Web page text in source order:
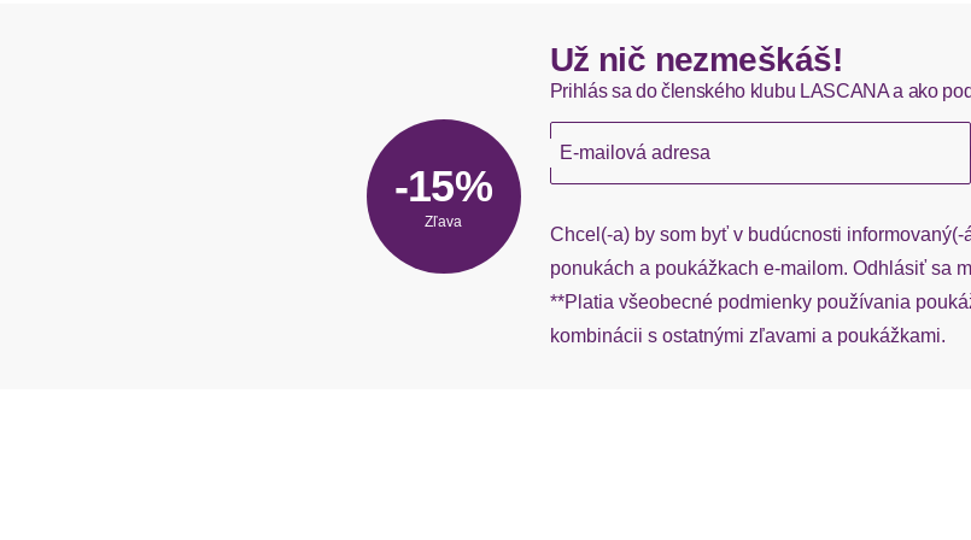
Okamžite dostupné položky sú zvyčajne
Ak chýba návratový štítok, môžete si kedykoľvek
-15%
Zľava
Už nič nezmeškáš!
Prihlás sa do členského klubu LASCANA a ako
E-mailová adresa
Chcel(-a) by som byť v budúcnosti informovaný(-
ponukách a poukážkach e-mailom. Odhlásiť sa
**Platia všeobecné podmienky používania
kombinácii s ostatnými zľavami a poukážkami.